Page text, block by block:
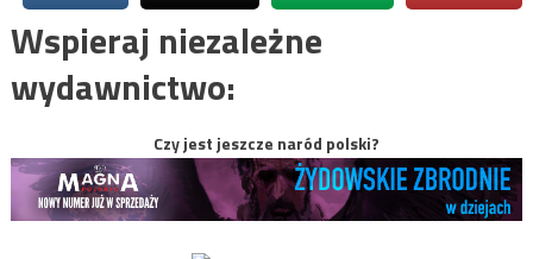
Wspieraj niezależne
wydawnictwo:
Czy jest jeszcze naród polski?